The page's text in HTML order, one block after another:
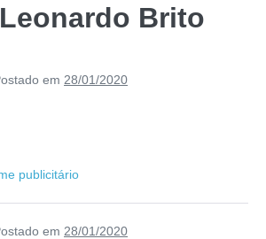
Brito
em 28/01/2020
publicitário
em 28/01/2020